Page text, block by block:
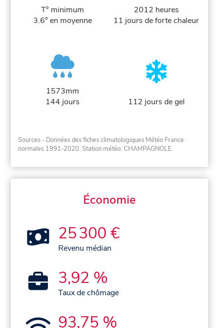
T° minimum
3.6° en moyenne
2012 heures
11 jours de forte chaleur
1573mm
144 jours
112 jours de gel
Sources - Données des fiches climatologiques Météo France ·
normales 1991-2020. Station météo: CHAMPAGNOLE.
Économie
25 300 €
Revenu médian
3,92 %
Taux de chômage
93,75 %